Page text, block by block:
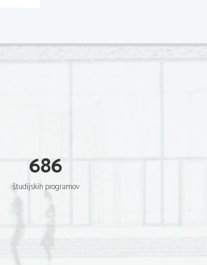
686
študijskih programov